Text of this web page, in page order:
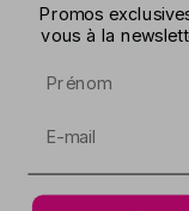
Dans la
Promos
vous à la